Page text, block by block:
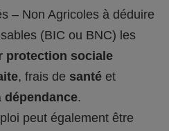
– Non Agricoles à déduire
(BIC ou BNC) les
protection sociale
, frais de santé et
dépendance.
peut également être